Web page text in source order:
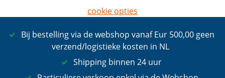
Bij bestelling via de webshop vanaf Eur 500,00 geen
verzend/logistieke kosten in NL
Shipping binnen 24 uur
cookie opties
ik ga akkoord met cookies